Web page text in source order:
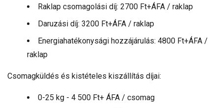
Raklap csomagolási díj: 2700 Ft+ÁFA / raklap
Daruzási díj: 3200 Ft+ÁFA / raklap
Energiahatékonysági hozzájárulás: 4800 Ft+ÁFA /
raklap
Csomagküldés és kistételes kiszállítás díjai:
0-25 kg - 4 500 Ft+ ÁFA / csomag